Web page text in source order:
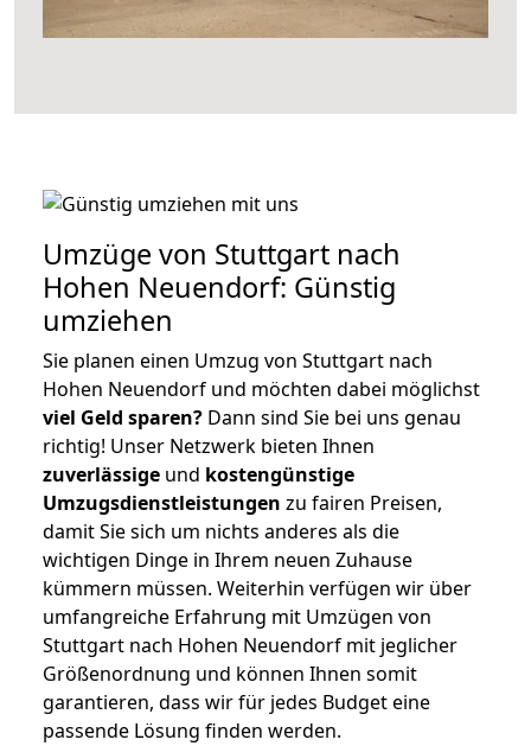
Umzüge von Stuttgart nach
Hohen Neuendorf: Günstig
umziehen
Sie planen einen Umzug von Stuttgart nach
Hohen Neuendorf und möchten dabei möglichst
viel Geld sparen? Dann sind Sie bei uns genau
richtig! Unser Netzwerk bieten Ihnen
zuverlässige und kostengünstige
Umzugsdienstleistungen zu fairen Preisen,
damit Sie sich um nichts anderes als die
wichtigen Dinge in Ihrem neuen Zuhause
kümmern müssen. Weiterhin verfügen wir über
umfangreiche Erfahrung mit Umzügen von
Stuttgart nach Hohen Neuendorf mit jeglicher
Größenordnung und können Ihnen somit
garantieren, dass wir für jedes Budget eine
passende Lösung finden werden.